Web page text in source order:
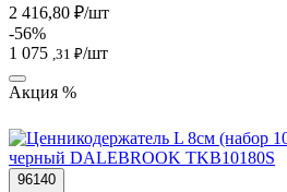
2 416,80 ₽/шт
-56%
1 075 ,31 ₽/шт
Акция %
96140